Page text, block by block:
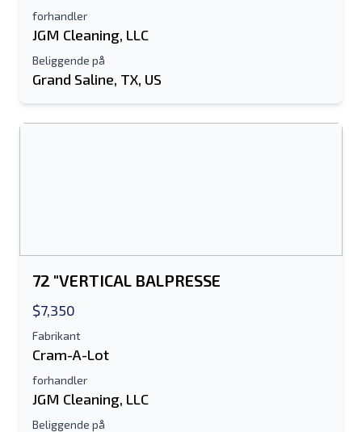
Fulde navn
forhandler
JGM Cleaning, LLC
Beliggende på
Grand Saline, TX, US
72 "VERTICAL BALPRESSE
$7,350
Fabrikant
Cram-A-Lot
forhandler
JGM Cleaning, LLC
Beliggende på
Tekstoversigt til mobilenhed